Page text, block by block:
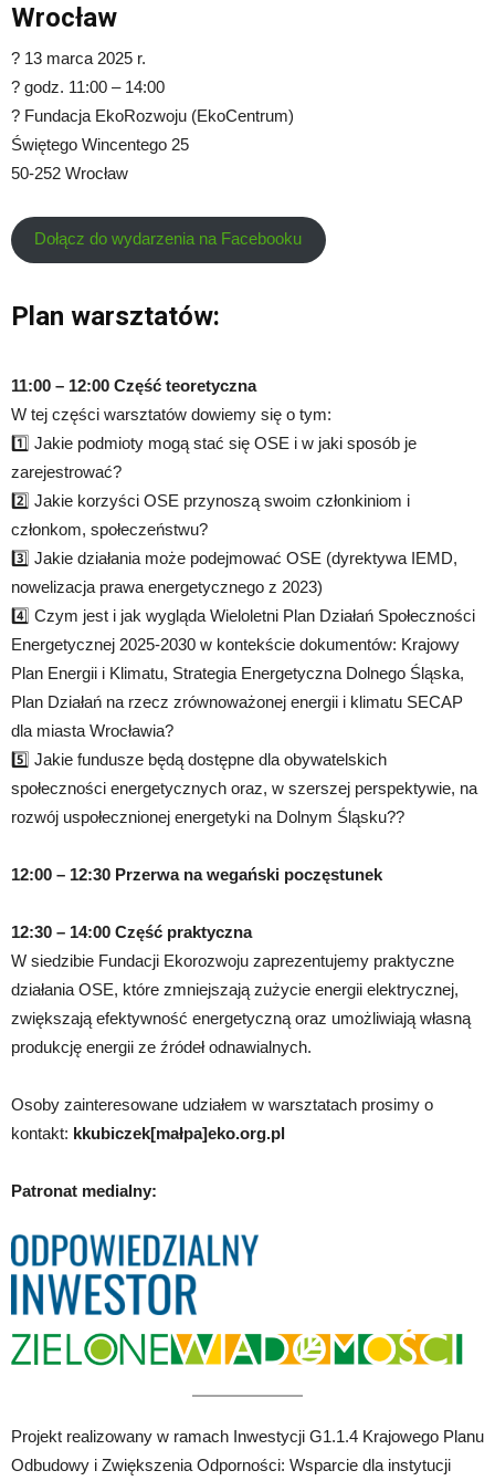
Wrocław
? 13 marca 2025 r.
? godz. 11:00 – 14:00
? Fundacja EkoRozwoju (EkoCentrum)
Świętego Wincentego 25
50-252 Wrocław
Dołącz do wydarzenia na Facebooku
Plan warsztatów:
11:00 – 12:00 Część teoretyczna
W tej części warsztatów dowiemy się o tym:
1️⃣ Jakie podmioty mogą stać się OSE i w jaki sposób je
zarejestrować?
2️⃣ Jakie korzyści OSE przynoszą swoim członkiniom i
członkom, społeczeństwu?
3️⃣ Jakie działania może podejmować OSE (dyrektywa IEMD,
nowelizacja prawa energetycznego z 2023)
4️⃣ Czym jest i jak wygląda Wieloletni Plan Działań Społeczności
Energetycznej 2025-2030 w kontekście dokumentów: Krajowy
Plan Energii i Klimatu, Strategia Energetyczna Dolnego Śląska,
Plan Działań na rzecz zrównoważonej energii i klimatu SECAP
dla miasta Wrocławia?
5️⃣ Jakie fundusze będą dostępne dla obywatelskich
społeczności energetycznych oraz, w szerszej perspektywie, na
rozwój uspołecznionej energetyki na Dolnym Śląsku??
12:00 – 12:30 Przerwa na wegański poczęstunek
12:30 – 14:00 Część praktyczna
W siedzibie Fundacji Ekorozwoju zaprezentujemy praktyczne
działania OSE, które zmniejszają zużycie energii elektrycznej,
zwiększają efektywność energetyczną oraz umożliwiają własną
produkcję energii ze źródeł odnawialnych.
Osoby zainteresowane udziałem w warsztatach prosimy o
kontakt: kkubiczek[małpa]eko.org.pl
Patronat medialny:
Projekt realizowany w ramach Inwestycji G1.1.4 Krajowego Planu
Odbudowy i Zwiększenia Odporności: Wsparcie dla instytucji